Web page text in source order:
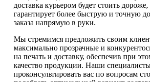
доставка курьером будет стоить
гарантирует более быструю и точную
заказа напрямую в руки.
Мы стремимся предложить своим
максимально прозрачные и
на печать и доставку, обеспечив при
качество продукции. Наши
проконсультировать вас по вопросам